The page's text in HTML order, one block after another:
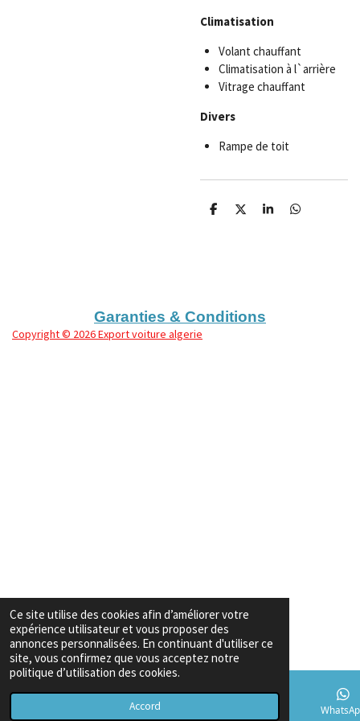
Ce site utilise des cookies afin d’améliorer votre
expérience utilisateur et vous proposer des
annonces personnalisées. En continuant d'utiliser ce
site, vous confirmez que vous acceptez notre
politique d’utilisation des cookies.
Accord
Climatisation
Volant chauffant
Climatisation à l`arrière
Vitrage chauffant
Divers
Rampe de toit
P
P
P
P
Garanties & Conditions
Copyright© 2026 Export voiture algerie
Téléphone